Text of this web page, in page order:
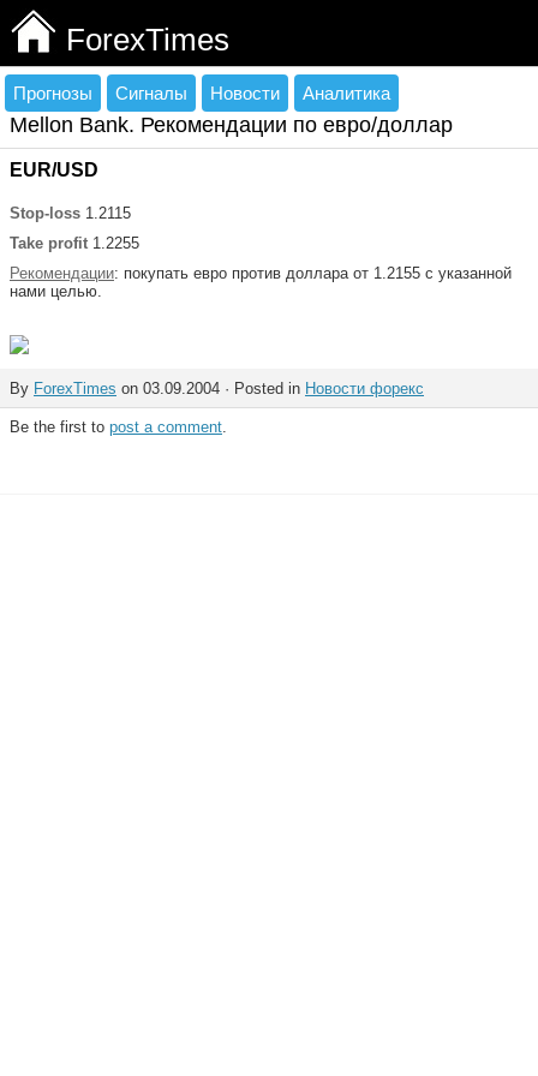
ForexTimes
Прогнозы Сигналы Новости Аналитика
Mellon Bank. Рекомендации по евро/доллар
EUR/USD
Stop-loss 1.2115
Take profit 1.2255
Рекомендации: покупать евро против доллара от 1.2155 с указанной
нами целью.
By ForexTimes on 03.09.2004 · Posted in Новости форекс
Be the first to post a comment.